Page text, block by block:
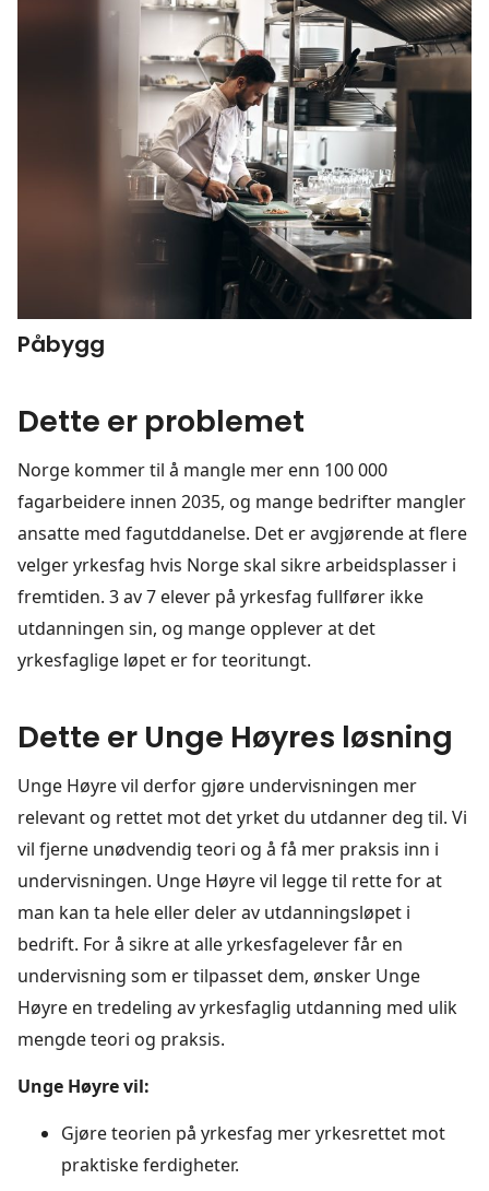
Påbygg
Dette er problemet
Norge kommer til å mangle mer enn 100 000
fagarbeidere innen 2035, og mange bedrifter mangler
ansatte med fagutddanelse. Det er avgjørende at flere
velger yrkesfag hvis Norge skal sikre arbeidsplasser i
fremtiden. 3 av 7 elever på yrkesfag fullfører ikke
utdanningen sin, og mange opplever at det
yrkesfaglige løpet er for teoritungt.
Dette er Unge Høyres løsning
Unge Høyre vil derfor gjøre undervisningen mer
relevant og rettet mot det yrket du utdanner deg til. Vi
vil fjerne unødvendig teori og å få mer praksis inn i
undervisningen. Unge Høyre vil legge til rette for at
man kan ta hele eller deler av utdanningsløpet i
bedrift. For å sikre at alle yrkesfagelever får en
undervisning som er tilpasset dem, ønsker Unge
Høyre en tredeling av yrkesfaglig utdanning med ulik
mengde teori og praksis.
Unge Høyre vil:
Gjøre teorien på yrkesfag mer yrkesrettet mot
praktiske ferdigheter.